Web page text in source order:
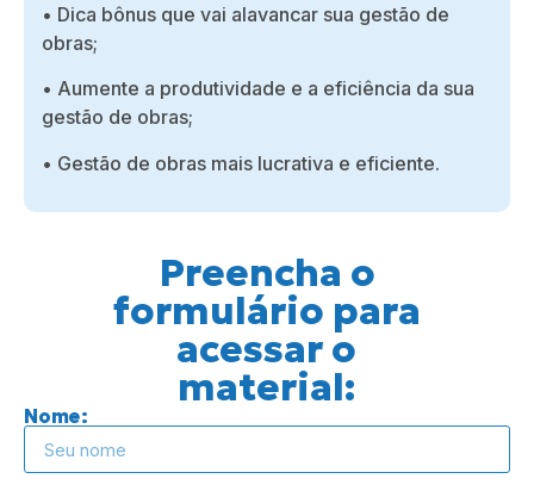
• Dica bônus que vai alavancar sua gestão de
obras;
• Aumente a produtividade e a eficiência da sua
gestão de obras;
• Gestão de obras mais lucrativa e eficiente.
Preencha o
formulário para
acessar o
material:
Nome: